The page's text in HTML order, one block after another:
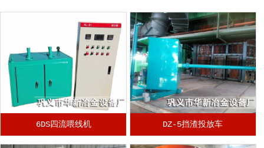
6DS四流喂线机 DZ-5挡渣投放车